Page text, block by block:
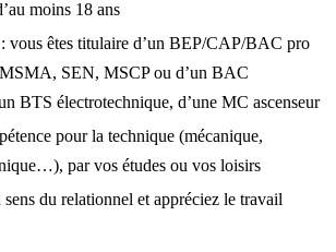
moins 18 ans
vous êtes titulaire d’un BEP/CAP/BAC pro
SEN, MSCP ou d’un BAC
BTS électrotechnique, d’une MC ascenseur
pour la technique (mécanique,
par vos études ou vos loisirs
du relationnel et appréciez le travail